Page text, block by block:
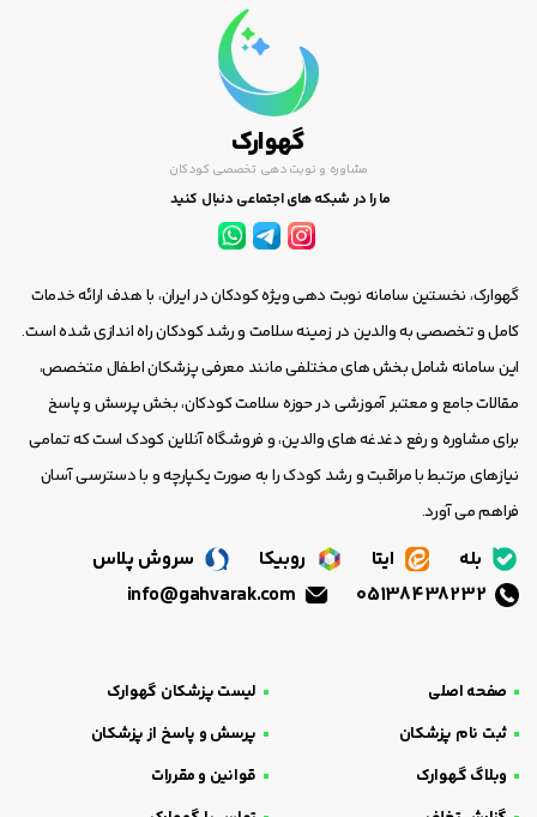
گهوارک
مشاوره و نوبت دهی تخصصی کودکان
ما را در شبکه های اجتماعی دنبال کنید
گهوارک، نخستین سامانه نوبت دهی ویژه کودکان در ایران، با هدف ارائه خدمات
کامل و تخصصی به والدین در زمینه سلامت و رشد کودکان راه اندازی شده است.
این سامانه شامل بخش های مختلفی مانند معرفی پزشکان اطفال متخصص،
مقالات جامع و معتبر آموزشی در حوزه سلامت کودکان، بخش پرسش و پاسخ
برای مشاوره و رفع دغدغه های والدین، و فروشگاه آنلاین کودک است که تمامی
نیازهای مرتبط با مراقبت و رشد کودک را به صورت یکپارچه و با دسترسی آسان
فراهم می آورد.
بله ایتا روبیکا
سروش پلاس
صفحه اصلی
لیست پزشکان گهوارک
ثبت نام پزشکان
پرسش و پاسخ از پزشکان
وبلاگ گهوارک
قوانین و مقررات